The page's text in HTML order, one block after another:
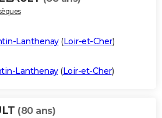
Lanthenay(Loir-et-Cher)
Lanthenay(Loir-et-Cher)
(80 ans)